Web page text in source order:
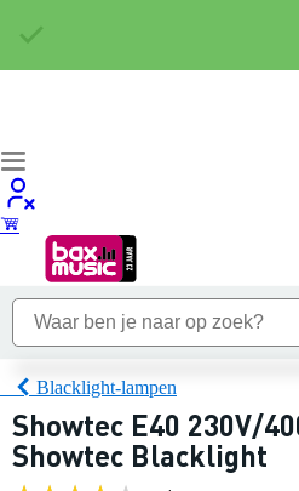
Blacklight-lampen
Showtec E40 230V/
Showtec Blacklight